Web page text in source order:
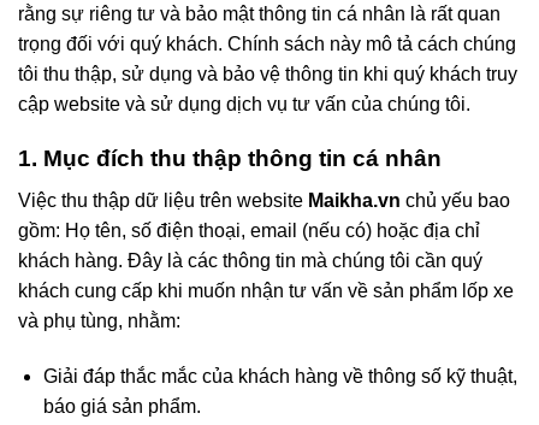
rằng sự riêng tư và bảo mật thông tin cá nhân là rất quan
trọng đối với quý khách. Chính sách này mô tả cách chúng
tôi thu thập, sử dụng và bảo vệ thông tin khi quý khách truy
cập website và sử dụng dịch vụ tư vấn của chúng tôi.
1. Mục đích thu thập thông tin cá nhân
Việc thu thập dữ liệu trên website Maikha.vn chủ yếu bao
gồm: Họ tên, số điện thoại, email (nếu có) hoặc địa chỉ
khách hàng. Đây là các thông tin mà chúng tôi cần quý
khách cung cấp khi muốn nhận tư vấn về sản phẩm lốp xe
và phụ tùng, nhằm:
Giải đáp thắc mắc của khách hàng về thông số kỹ thuật,
báo giá sản phẩm.